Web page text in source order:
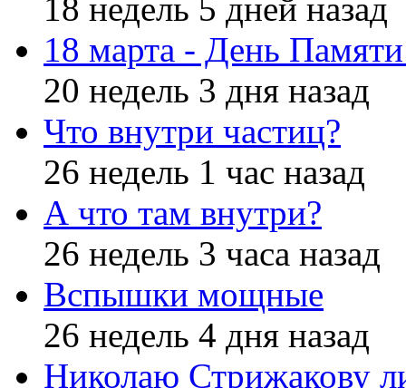
18 недель 5 дней назад
18 марта - День
20 недель 3 дня назад
Что внутри частиц?
26 недель 1 час назад
А что там внутри?
26 недель 3 часа назад
Вспышки мощные
26 недель 4 дня назад
Николаю Стрижакову